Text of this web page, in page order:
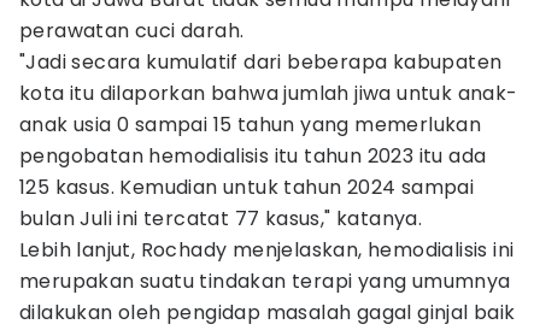
perawatan cuci darah.
"Jadi secara kumulatif dari beberapa kabupaten
kota itu dilaporkan bahwa jumlah jiwa untuk anak-
anak usia 0 sampai 15 tahun yang memerlukan
pengobatan hemodialisis itu tahun 2023 itu ada
125 kasus. Kemudian untuk tahun 2024 sampai
bulan Juli ini tercatat 77 kasus," katanya.
Lebih lanjut, Rochady menjelaskan, hemodialisis ini
merupakan suatu tindakan terapi yang umumnya
dilakukan oleh pengidap masalah gagal ginjal baik